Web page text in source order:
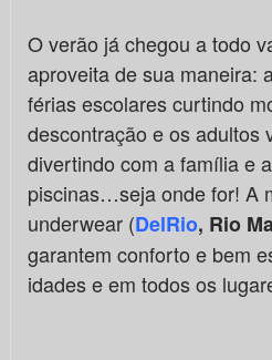
O verão já chegou a todo
aproveita de sua maneira:
férias escolares curtindo
descontração e os adultos
divertindo com a família e
piscinas…seja onde for! A
underwear (DelRio, Rio
garantem conforto e bem
idades e em todos os